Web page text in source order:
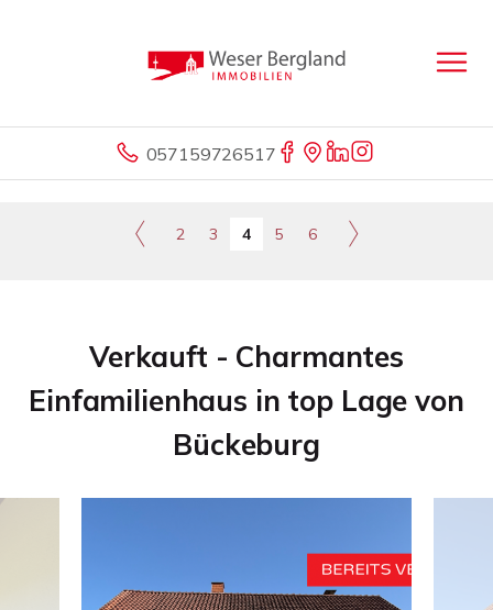
057159726517
2 3 4 5 6
Verkauft - Charmantes
Einfamilienhaus in top Lage von
Bückeburg